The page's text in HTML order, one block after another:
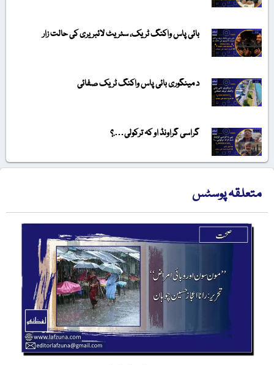
بائی پاس واکنگ ٹریک، سٹریٹ لائبریری کی حالت زار
د مینگوری بائی پاس واکنگ ٹریک صفائی
گراسی گراونڈ او کہ ترکولی….؟
متعلقہ پوسٹس